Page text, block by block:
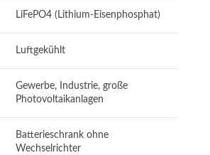
LiFePO4 (Lithium-Eisenphosphat)
Luftgekühlt
Gewerbe, Industrie, große
Photovoltaikanlagen
Batterieschrank ohne
Wechselrichter